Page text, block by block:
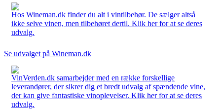
Hos Wineman.dk finder du alt i vintilbehør. De sælger altså
ikke selve vinen, men tilbehøret dertil. Klik her for at se deres
udvalg.
Se udvalget på Wineman.dk
VinVerden.dk samarbejder med en række forskellige
leverandører, der sikrer dig et bredt udvalg af spændende vine,
der kan give fantastiske vinoplevelser. Klik her for at se deres
udvalg.